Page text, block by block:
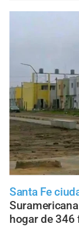
Santa Fe
hogar de 346